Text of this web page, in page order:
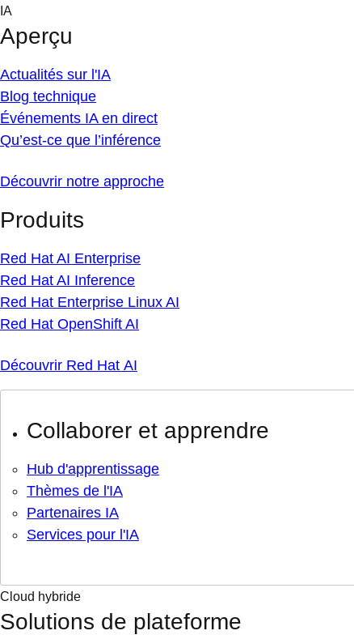
Skip
content
IA
Aperçu
Actualités sur l'IA
Blog technique
Événements IA en direct
Qu’est-ce que l’inférence
Découvrir notre approche
Produits
Red Hat AI Enterprise
Red Hat AI Inference
Red Hat Enterprise Linux AI
Red Hat OpenShift AI
Découvrir Red Hat AI
Collaborer et apprendre
Hub d'apprentissage
Thèmes de l'IA
Partenaires IA
Services pour l'IA
Cloud hybride
Solutions de plateforme